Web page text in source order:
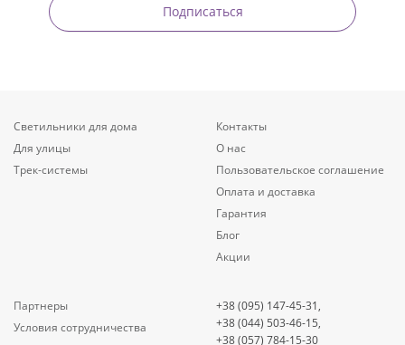
Подписаться
Светильники для дома
Для улицы
Трек-системы
Контакты
О нас
Пользовательское соглашение
Оплата и доставка
Гарантия
Блог
Акции
Партнеры
Условия сотрудничества
+38 (095) 147-45-31,
+38 (044) 503-46-15,
+38 (057) 784-15-30